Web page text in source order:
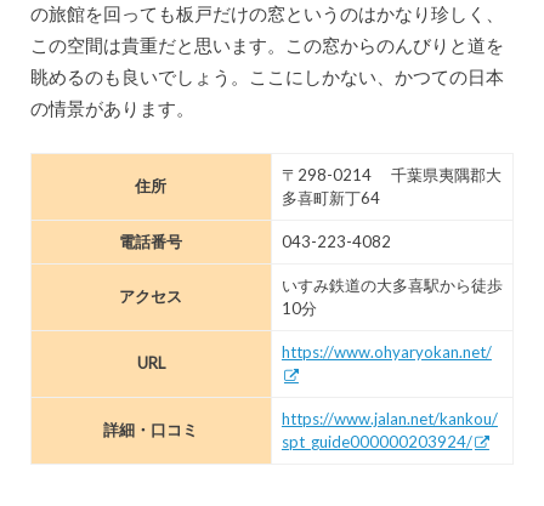
の旅館を回っても板戸だけの窓というのはかなり珍しく、
この空間は貴重だと思います。この窓からのんびりと道を
眺めるのも良いでしょう。ここにしかない、かつての日本
の情景があります。
住所
〒298-0214 千葉県夷隅郡大
多喜町新丁64
電話番号 043-223-4082
アクセス
いすみ鉄道の大多喜駅から徒歩
10分
URL
https://www.ohyaryokan.net/
詳細・口コミ
https://www.jalan.net/kankou/
spt_guide000000203924/